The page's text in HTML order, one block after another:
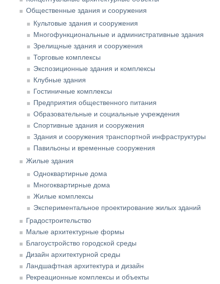
Общественные здания и сооружения
Культовые здания и сооружения
Многофункциональные и административные здания
Зрелищные здания и сооружения
Торговые комплексы
Экспозиционные здания и комплексы
Клубные здания
Гостиничные комплексы
Предприятия общественного питания
Образовательные и социальные учреждения
Спортивные здания и сооружения
Здания и сооружения транспортной инфраструктуры
Павильоны и временные сооружения
Жилые здания
Одноквартирные дома
Многоквартирные дома
Жилые комплексы
Экспериментальное проектирование жилых зданий
Градостроительство
Малые архитектурные формы
Благоустройство городской среды
Дизайн архитектурной среды
Ландшафтная архитектура и дизайн
Рекреационные комплексы и объекты